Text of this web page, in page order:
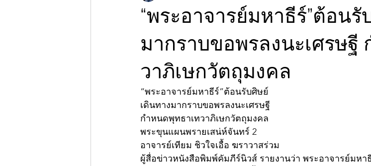
“พระอาจารย์มหาธีร์”ต้อน
มากราบขอพรลงนะเศรษฐี
วาภิเษกวัตถุมงคล
“พระอาจารย์มหาธีร์”ต้อนรับศิษย์
เดินทางมากราบขอพรลงนะเศรษฐี
กำหนดพุทธาเทวาภิเษกวัตถุมงคล
พระขุนแผนพรายเสน่ห์จันทร์ 2
อาจารย์เทียม ชิวใจเอื้อ ฆราวาสร่วม
ผู้สื่อข่าวหนังสือพิมพ์คัมภีร์นิวส์ รายงานว่า พระอาจารย์มหา